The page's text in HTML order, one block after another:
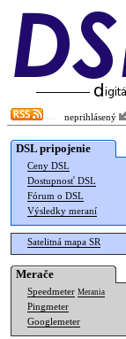
neprihlásený
DSL pripojenie
Ceny DSL
Dostupnosť DSL
Fórum o DSL
Výsledky meraní
Satelitná mapa SR
Merače
Speedmeter Merania
Pingmeter
Googlemeter